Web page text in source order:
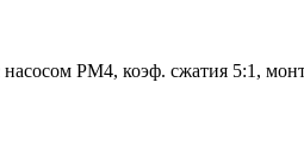
PM4, коэф. сжатия 5:1,